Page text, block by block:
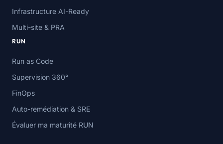
Infrastructure AI-Ready
Multi-site & PRA
RUN
Run as Code
Supervision 360°
FinOps
Auto-remédiation & SRE
Évaluer ma maturité RUN